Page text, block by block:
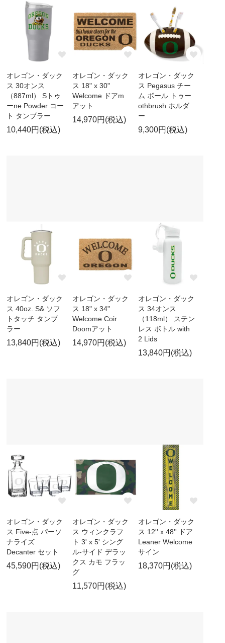
オレゴン・ダック
ス 30オンス
（887ml） Sトゥ
ーne Powder コー
ト タンブラー
10,440円(税込)
オレゴン・ダック
ス 18" x 30"
Welcome ドアm
アット
14,970円(税込)
オレゴン・ダック
ス Pegasus チー
ム ボール トゥー
othbrush ホルダ
ー
9,300円(税込)
オレゴン・ダック
ス 40oz. S& ソフ
トタッチ タンブ
ラー
13,840円(税込)
オレゴン・ダック
ス 18" x 34"
Welcome Coir
Doomアット
14,970円(税込)
オレゴン・ダック
ス 34オンス
（118ml） ステン
レス ボトル with
2 Lids
13,840円(税込)
オレゴン・ダック
ス Five-点 パーソ
ナライズ
Decanter セット
45,590円(税込)
オレゴン・ダック
ス ウィンクラフ
ト 3' x 5' シング
ル-サイド デラッ
クス カモ フラッ
グ
11,570円(税込)
オレゴン・ダック
ス 12'' x 48'' ドア
Leaner Welcome
サイン
18,370円(税込)